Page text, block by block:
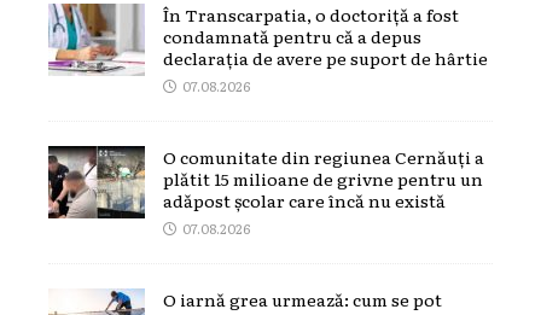
În Transcarpatia, o doctoriță a fost
condamnată pentru că a depus
declarația de avere pe suport de hârtie
07.08.2026
O comunitate din regiunea Cernăuți a
plătit 15 milioane de grivne pentru un
adăpost școlar care încă nu există
07.08.2026
O iarnă grea urmează: cum se pot